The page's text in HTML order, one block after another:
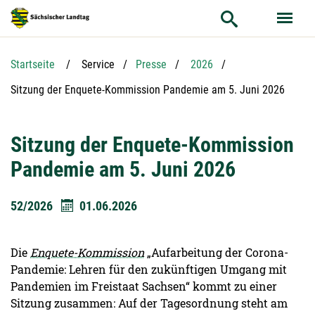
Hauptnavigation
Hauptinhalt
Service
Startseite Service Presse
2026
Aktuelle Seite:
Sitzung der Enquete-Kommission Pandemie am 5. Juni 2026
Sitzung der Enquete-Kommission
Pandemie am 5. Juni 2026
52/2026 01.06.2026
Die Enquete-Kommission„Aufarbeitung der Corona-
Pandemie: Lehren für den zukünftigen Umgang mit
Pandemien im Freistaat Sachsen“ kommt zu einer
Sitzung zusammen: Auf der Tagesordnung steht am